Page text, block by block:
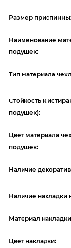
Размер
Наименование
подушек:
Тип материала
Стойкость к
подушек):
Цвет материала
подушек:
Наличие
Наличие накладки
Материал
Цвет накладки: